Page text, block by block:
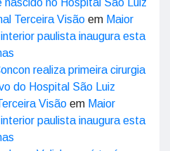
nascido no Hospital São Luiz
Terceira Visão em Maior
paulista inaugura esta
realiza primeira cirurgia
do Hospital São Luiz
Visão em Maior
paulista inaugura esta